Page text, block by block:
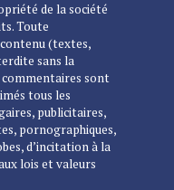
de la société
Toute
(textes,
sans la
commentaires sont
tous les
publicitaires,
pornographiques,
d’incitation à la
lois et valeurs